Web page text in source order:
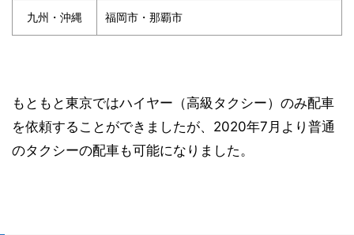
九州・沖縄 福岡市・那覇市
もともと東京ではハイヤー（高級タクシー）のみ配車
を依頼することができましたが、2020年7月より普通
のタクシーの配車も可能になりました。